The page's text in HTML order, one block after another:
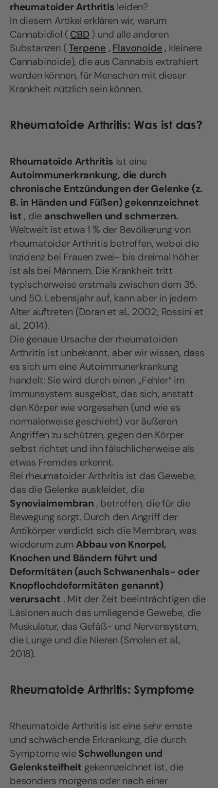
rheumatoider Arthritis leiden?
In diesem Artikel erklären wir, warum
Cannabidiol ( CBD ) und alle anderen
Substanzen (Terpene , Flavonoide , kleinere
Cannabinoide), die aus Cannabis extrahiert
werden können, für Menschen mit dieser
Krankheit nützlich sein können.
Rheumatoide Arthritis: Was ist das?
Rheumatoide Arthritis ist eine
Autoimmunerkrankung, die durch
chronische Entzündungen der Gelenke (z.
B. in Händen und Füßen) gekennzeichnet
ist , die anschwellen und schmerzen.
Weltweit ist etwa 1 % der Bevölkerung von
rheumatoider Arthritis betroffen, wobei die
Inzidenz bei Frauen zwei- bis dreimal höher
ist als bei Männern. Die Krankheit tritt
typischerweise erstmals zwischen dem 35.
und 50. Lebensjahr auf, kann aber in jedem
Alter auftreten (Doran et al., 2002; Rossini et
al., 2014).
Die genaue Ursache der rheumatoiden
Arthritis ist unbekannt, aber wir wissen, dass
es sich um eine Autoimmunerkrankung
handelt: Sie wird durch einen „Fehler“ im
Immunsystem ausgelöst, das sich, anstatt
den Körper wie vorgesehen (und wie es
normalerweise geschieht) vor äußeren
Angriffen zu schützen, gegen den Körper
selbst richtet und ihn fälschlicherweise als
etwas Fremdes erkennt.
Bei rheumatoider Arthritis ist das Gewebe,
das die Gelenke auskleidet, die
Synovialmembran , betroffen, die für die
Bewegung sorgt. Durch den Angriff der
Antikörper verdickt sich die Membran, was
wiederum zumAbbau von Knorpel,
Knochen und Bändern führt und
Deformitäten (auch Schwanenhals- oder
Knopflochdeformitäten genannt)
verursacht . Mit der Zeit beeinträchtigen die
Läsionen auch das umliegende Gewebe, die
Muskulatur, das Gefäß- und Nervensystem,
die Lunge und die Nieren (Smolen et al.,
2018).
Rheumatoide Arthritis: Symptome
Rheumatoide Arthritis ist eine sehr ernste
und schwächende Erkrankung, die durch
Symptome wieSchwellungen und
Gelenksteifheit gekennzeichnet ist, die
besonders morgens oder nach einer